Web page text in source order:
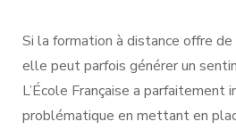
Si la formation à distance offre
elle peut parfois générer un
L’École Française a parfaitement
problématique en mettant en